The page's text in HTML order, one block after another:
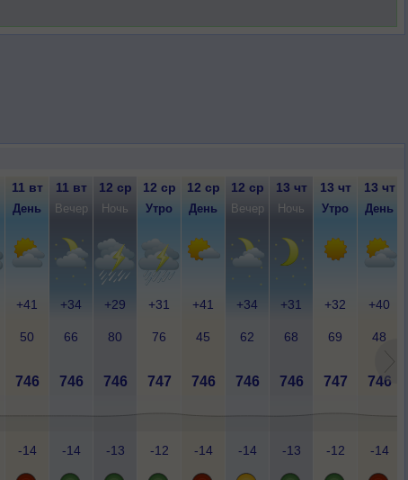
11 вт 11 вт 12 ср 12 ср 12 ср 12 ср 13 чт 13 чт 13 чт
День Вечер Ночь Утро День Вечер Ночь Утро День
+41 +34 +29 +31 +41 +34 +31 +32 +40
50 66 80 76 45 62 68 69 48
746 746 746 747 746 746 746 747 746
-14 -14 -13 -12 -14 -14 -13 -12 -14